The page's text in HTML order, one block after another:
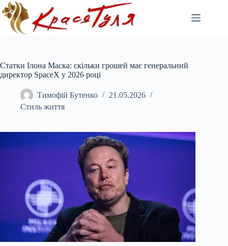
Перейти
до
вмісту
Статки Ілона Маска: скільки грошей має генеральний
директор SpaceX у 2026 році
Тимофій Бутенко
21.05.2026
Стиль життя